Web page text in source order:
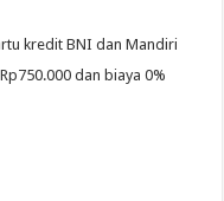
kredit BNI dan Mandiri
dan biaya 0%